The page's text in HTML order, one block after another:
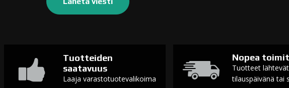
Tuotteiden
saatavuus
Laaja varastotuotevalikoima
Nopea
Tuotteet
tilauspäivänä tai